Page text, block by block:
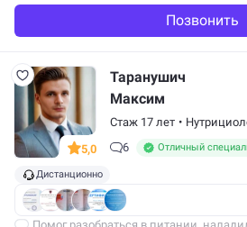
Позвонить
5,0
Таранушич
Максим
Стаж 17 лет •
6
Отличный
Дистанционно